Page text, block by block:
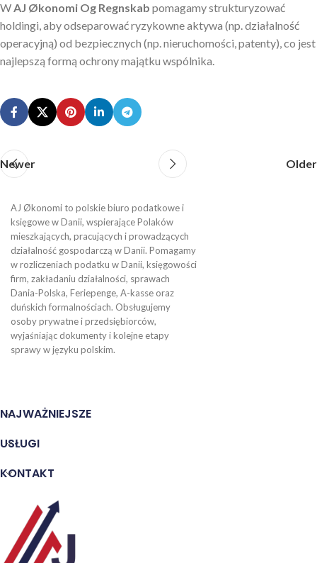
WAJ Økonomi Og Regnskab pomagamy strukturyzować
holdingi, aby odseparować ryzykowne aktywa (np. działalność
operacyjną) od bezpiecznych (np. nieruchomości, patenty), co jest
najlepszą formą ochrony majątku wspólnika.
Newer Older
AJ Økonomi to polskie biuro podatkowe i
księgowe w Danii, wspierające Polaków
mieszkających, pracujących i prowadzących
działalność gospodarczą w Danii. Pomagamy
w rozliczeniach podatku w Danii, księgowości
firm, zakładaniu działalności, sprawach
Dania-Polska, Feriepenge, A-kasse oraz
duńskich formalnościach. Obsługujemy
osoby prywatne i przedsiębiorców,
wyjaśniając dokumenty i kolejne etapy
sprawy w języku polskim.
NAJWAŻNIEJSZE
USŁUGI
KONTAKT